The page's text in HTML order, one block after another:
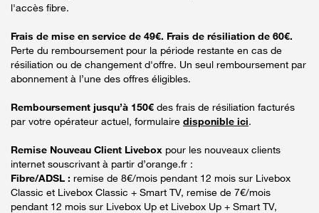
l'accès fibre.
Frais de mise en service de 49€. Frais de résiliation de 60€.
Perte du remboursement pour la période restante en cas de
résiliation ou de changement d'offre. Un seul remboursement par
abonnement à l’une des offres éligibles.
Remboursement jusqu’à 150€ des frais de résiliation facturés
par votre opérateur actuel, formulaire disponible ici.
Remise Nouveau Client Livebox pour les nouveaux clients
internet souscrivant à partir d’orange.fr :
Fibre/ADSL : remise de 8€/mois pendant 12 mois sur Livebox
Classic et Livebox Classic + Smart TV, remise de 7€/mois
pendant 12 mois sur Livebox Up et Livebox Up + Smart TV,